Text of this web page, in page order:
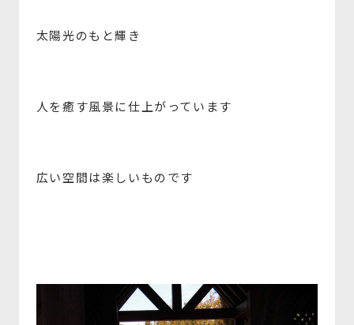
太陽光のもと輝き
人を癒す風景に仕上がっています
広い空間は楽しいものです